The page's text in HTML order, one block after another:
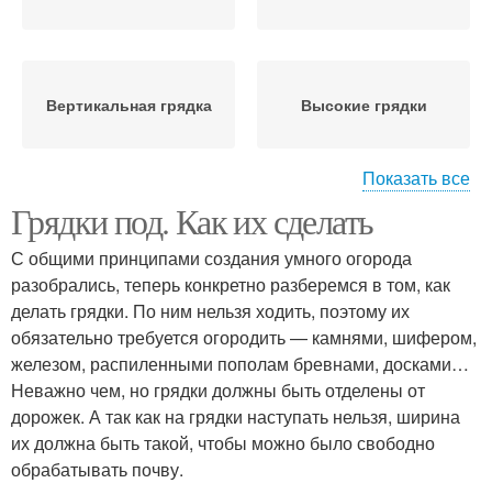
Вертикальная грядка Высокие грядки
Высокая грядка Узкие грядки
Тёплая грядка
Показать все
Грядки под. Как их сделать
С общими принципами создания умного огорода
разобрались, теперь конкретно разберемся в том, как
делать грядки. По ним нельзя ходить, поэтому их
обязательно требуется огородить — камнями, шифером,
железом, распиленными пополам бревнами, досками…
Неважно чем, но грядки должны быть отделены от
дорожек. А так как на грядки наступать нельзя, ширина
их должна быть такой, чтобы можно было свободно
обрабатывать почву.